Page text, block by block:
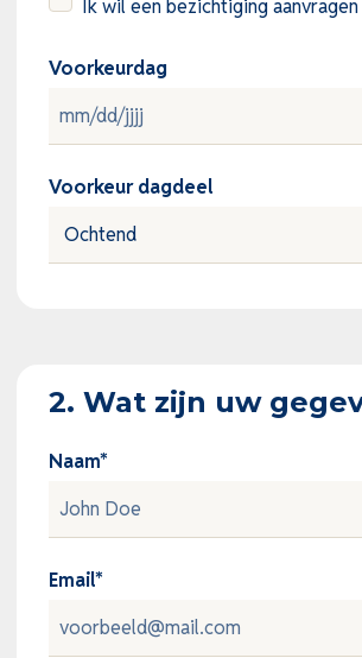
Ik wil een bezichtiging
Voorkeurdag
slash
Voorkeur dagdeel
2. Wat zijn uw
Naam*
Email*